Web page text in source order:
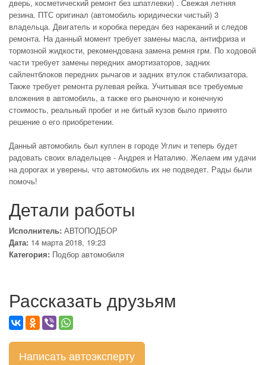
дверь, косметический ремонт без шпатлевки) . Свежая летняя
резина. ПТС оригинал (автомобиль юридически чистый) 3
владельца. Двигатель и коробка передач без нареканий и следов
ремонта. На данный момент требует замены масла, антифриза и
тормозной жидкости, рекомендована замена ремня грм. По ходовой
части требует замены передних амортизаторов, задних
сайлентблоков передних рычагов и задних втулок стабилизатора.
Также требует ремонта рулевая рейка. Учитывая все требуемые
вложения в автомобиль, а также его рыночную и конечную
стоимость, реальный пробег и не битый кузов было принято
решение о его приобретении.
Данный автомобиль был куплен в городе Углич и теперь будет
радовать своих владельцев - Андрея и Наталию. Желаем им удачи
на дорогах и уверены, что автомобиль их не подведет. Рады были
помочь!
Детали работы
Исполнитель: АВТОПОДБОР
Дата: 14 марта 2018, 19:23
Категория: Подбор автомобиля
Рассказать друзьям
Написать автоэксперту